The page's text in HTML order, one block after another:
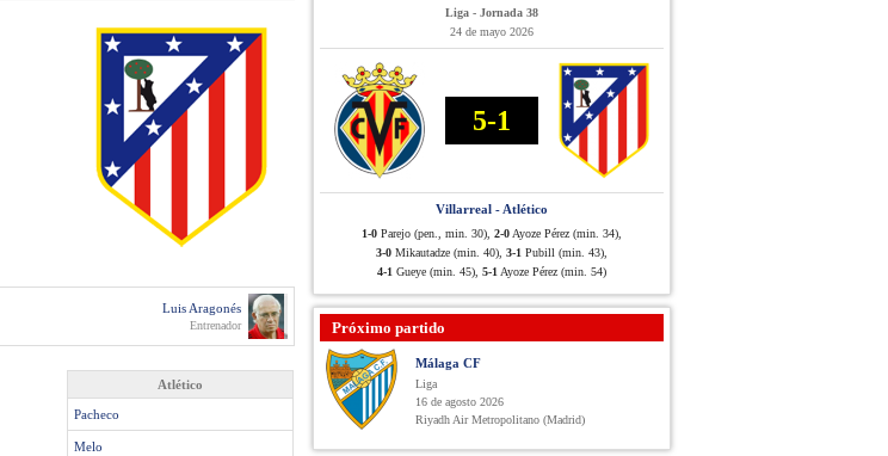
Luis Aragonés
Entrenador
Atlético
Pacheco
Melo
Liga - Jornada 38
24 de mayo 2026
5-1
Villarreal - Atlético
1-0 Parejo (pen., min. 30), 2-0 Ayoze Pérez (min. 34),
3-0 Mikautadze (min. 40), 3-1 Pubill (min. 43),
4-1 Gueye (min. 45), 5-1 Ayoze Pérez (min. 54)
Próximo partido
Málaga CF
Liga
16 de agosto 2026
Riyadh Air Metropolitano (Madrid)